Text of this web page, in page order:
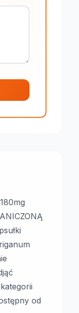
Maksymalnie
od